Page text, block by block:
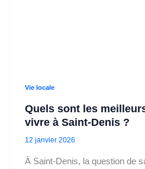
Vie locale
Quels sont les
vivre à Saint‑Denis ?
12 janvier 2026
À Saint-Denis, la question de